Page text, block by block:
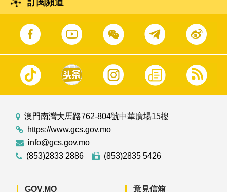
訂閱頻道
澳門南灣大馬路762-804號中華廣場15樓
https://www.gcs.gov.mo
info@gcs.gov.mo
(853)2833 2886
(853)2835 5426
GOV.MO 意見信箱